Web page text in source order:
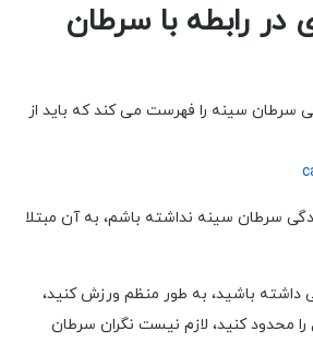
در رابطه با سرطان
سرطان سینه را فهرست می کند که باید از
سرطان سینه نداشته باشم، به آن مبتلا
داشته باشید، به طور منظم ورزش کنید،
را محدود کنید، لازم نیست نگران سرطان